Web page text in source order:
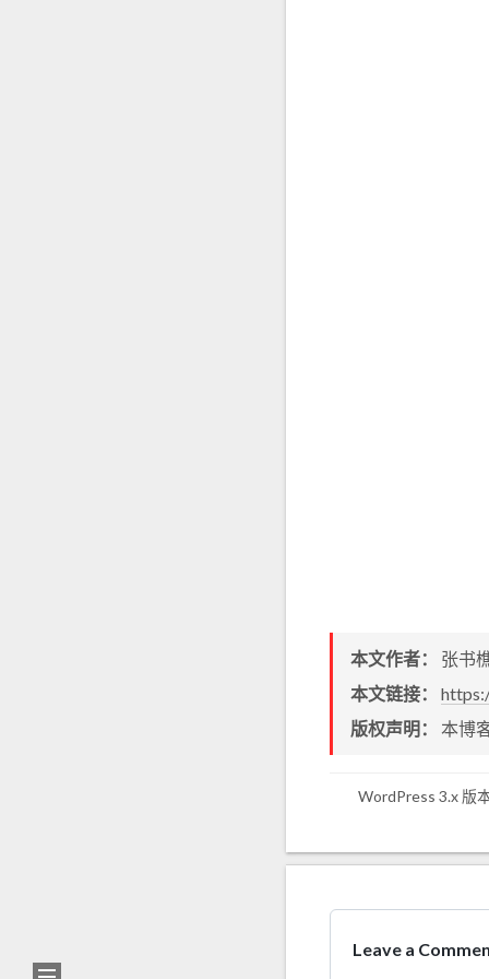
本文作者： 张书
本文链接：
版权声明： 本博
WordPress 3.x 版